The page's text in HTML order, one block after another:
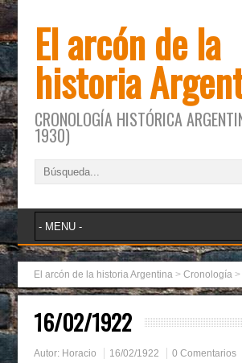
El arcón de la
historia
CRONOLOGÍA HISTÓRICA
1930)
El arcón de la historia Argentina >Cronología >
16/02/1922
Autor: Horacio 16/02/1922 0 Comentarios